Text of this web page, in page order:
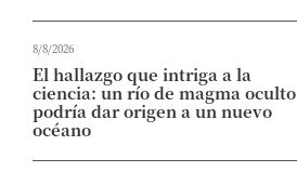
8/8/2026
El hallazgo que intriga a la
ciencia: un río de magma oculto
podría dar origen a un nuevo
océano